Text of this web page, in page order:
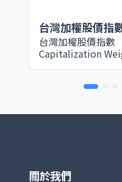
台灣加權股價指
台灣加權股價指數
Capitalization
有在證交所上市的
積電、鴻海等）對
導體及電子製造重
關於我們